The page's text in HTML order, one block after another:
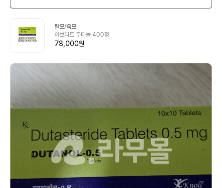
탈모/육모
아보다트 두타놀 400정
78,000원